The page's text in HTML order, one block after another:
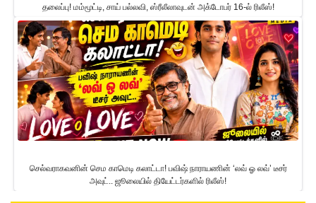
தலைப்பு! மம்மூட்டி, சாய் பல்லவி, ஸ்ரீலீலாவுடன் அக்டோபர் 16-ல் ரிலீஸ்!
செல்வராகவனின் செம காமெடி கலாட்டா! பவிஷ் நாராயணின் ‘லவ் ஓ லவ்’ டீசர்
அவுட்.. ஜூலையில் தியேட்டர்களில் ரிலீஸ்!